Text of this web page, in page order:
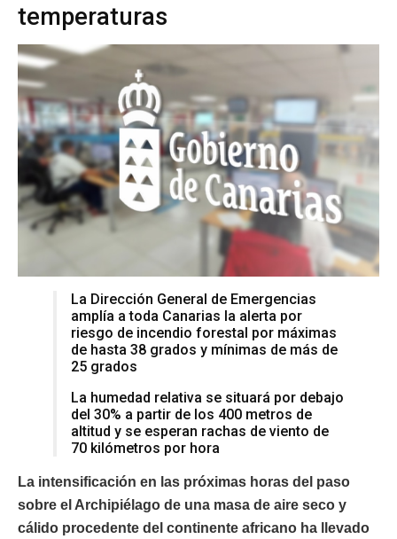
temperaturas
La Dirección General de Emergencias
amplía a toda Canarias la alerta por
riesgo de incendio forestal por máximas
de hasta 38 grados y mínimas de más de
25 grados
La humedad relativa se situará por debajo
del 30% a partir de los 400 metros de
altitud y se esperan rachas de viento de
70 kilómetros por hora
La intensificación en las próximas horas del paso
sobre el Archipiélago de una masa de aire seco y
cálido procedente del continente africano ha llevado